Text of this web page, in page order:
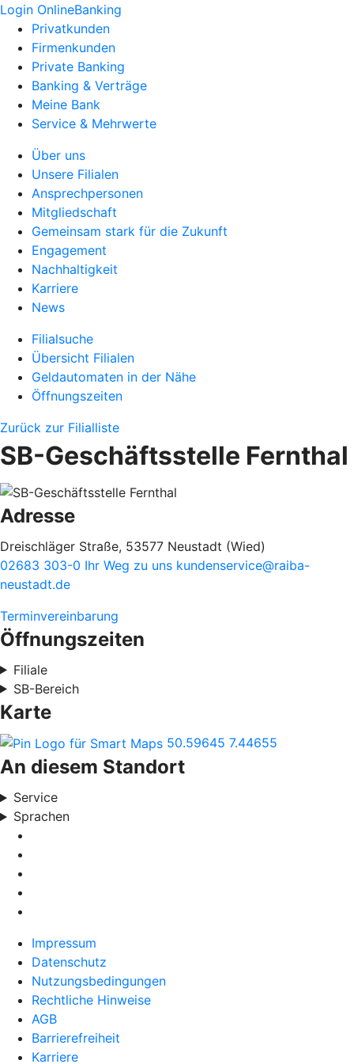
Login OnlineBanking
Privatkunden
Firmenkunden
Private Banking
Banking & Verträge
Meine Bank
Service & Mehrwerte
Über uns
Unsere Filialen
Ansprechpersonen
Mitgliedschaft
Gemeinsam stark für die Zukunft
Engagement
Nachhaltigkeit
Karriere
News
Filialsuche
Übersicht Filialen
Geldautomaten in der Nähe
Öffnungszeiten
Zurück zur Filialliste
SB-Geschäftsstelle Fernthal
Adresse
Dreischläger Straße, 53577 Neustadt (Wied)
02683 303-0 Ihr Weg zu uns kundenservice@raiba-
neustadt.de
Terminvereinbarung
Öffnungszeiten
Filiale
SB-Bereich
Karte
50.59645 7.44655
An diesem Standort
Service
Sprachen
Impressum
Datenschutz
Nutzungsbedingungen
Rechtliche Hinweise
AGB
Barrierefreiheit
Karriere